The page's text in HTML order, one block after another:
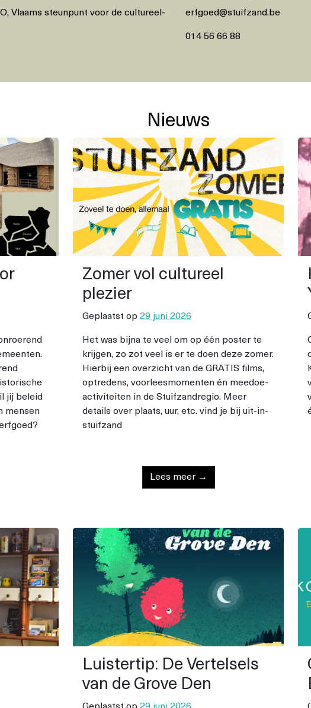
Vlaams steunpunt voor de cultureel-
erfgoed@stuifzand.be
014 56 66 88
Nieuws
jij beleid
mensen
Zomer vol cultureel
plezier
Geplaatst op 29 juni 2026
Het was bijna te veel om op één poster te
krijgen, zo zot veel is er te doen deze zomer.
Hierbij een overzicht van de GRATIS films,
optredens, voorleesmomenten én meedoe-
activiteiten in de Stuifzandregio. Meer
details over plaats, uur, etc. vind je bij uit-in-
stuifzand
Lees meer →
Luistertip: De Vertelsels
van de Grove Den